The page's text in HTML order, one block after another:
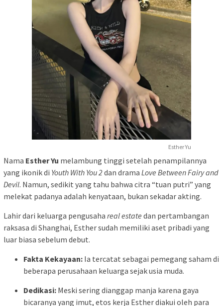
Esther Yu
Nama Esther Yu melambung tinggi setelah penampilannya
yang ikonik di Youth With You 2dan drama Love Between Fairy and
Devil. Namun, sedikit yang tahu bahwa citra “tuan putri” yang
melekat padanya adalah kenyataan, bukan sekadar akting.
Lahir dari keluarga pengusaha real estate dan pertambangan
raksasa di Shanghai, Esther sudah memiliki aset pribadi yang
luar biasa sebelum debut.
Fakta Kekayaan: Ia tercatat sebagai pemegang saham di
beberapa perusahaan keluarga sejak usia muda.
Dedikasi: Meski sering dianggap manja karena gaya
bicaranya yang imut, etos kerja Esther diakui oleh para